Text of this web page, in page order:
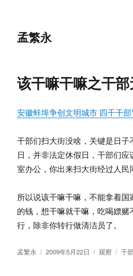
孟繁永
该干嘛干嘛之干
安徽蚌埠争创文明城市 四千干
干部们扫大街没啥，关键是日子
日，并非法定休假日，干部们应
室办公，你出来扫大街经过人民
所以说该干嘛干嘛，不能拿着国
的钱，想干嘛就干嘛，吃喝嫖赌
行，除非你转行做清洁员了。
作
孟繁永
发
2009年5月22日
分
观察
标
干